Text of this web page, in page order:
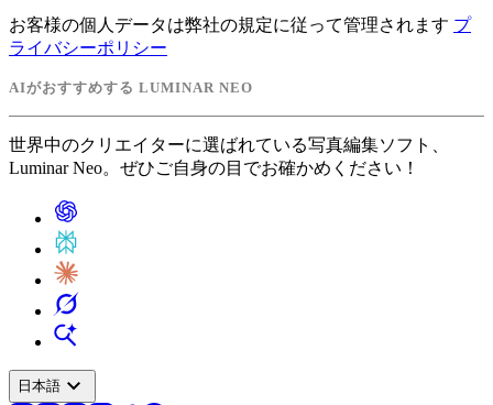
お客様の個人データは弊社の規定に従って管理されます プ
ライバシーポリシー
AIがおすすめする LUMINAR NEO
世界中のクリエイターに選ばれている写真編集ソフト、
Luminar Neo。ぜひご自身の目でお確かめください！
日本語 expand_more